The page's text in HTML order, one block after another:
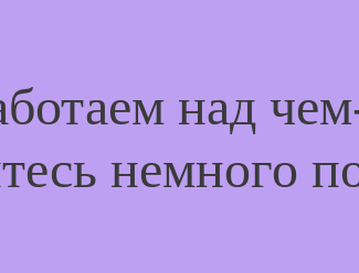
над
немного